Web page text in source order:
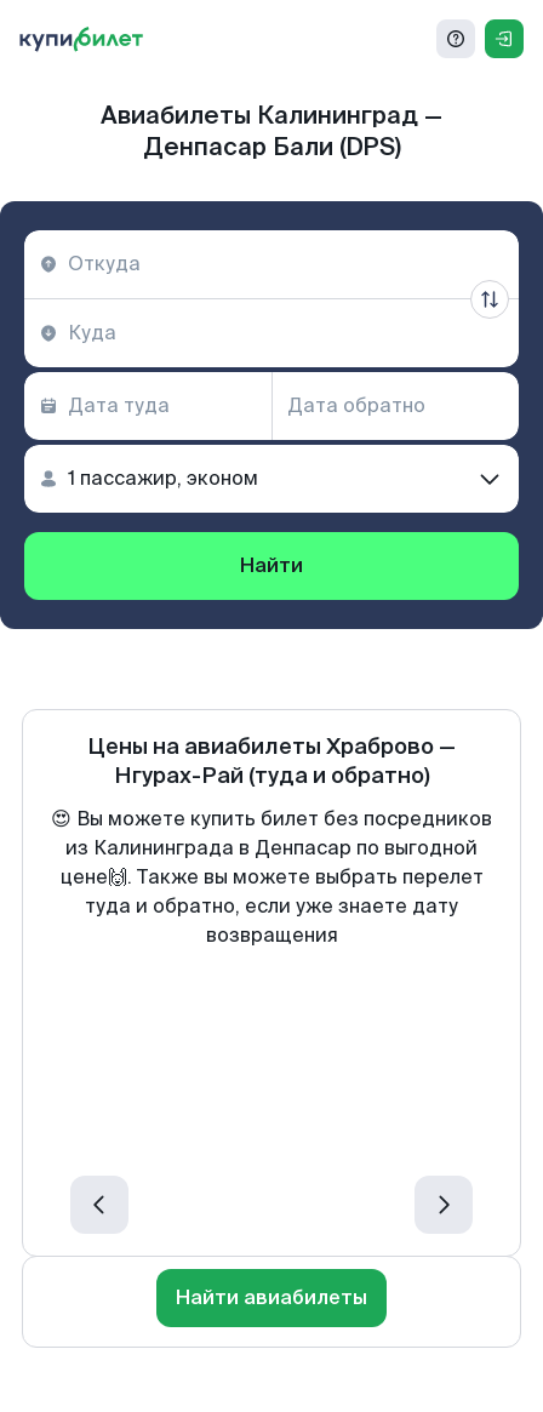
Авиабилеты Калининград —
Денпасар Бали (DPS)
Найти
Цены на авиабилеты Храброво —
Нгурах-Рай (туда и обратно)
😍 Вы можете купить билет без посредников
из Калининграда в Денпасар по выгодной
цене🙌. Также вы можете выбрать перелет
туда и обратно, если уже знаете дату
возвращения
Найти авиабилеты